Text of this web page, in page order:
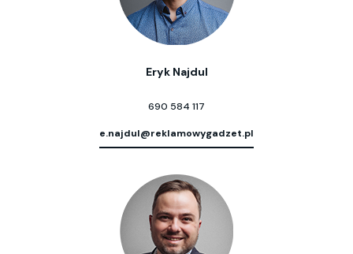
Eryk Najdul
690 584 117
e.najdul@reklamowygadzet.pl